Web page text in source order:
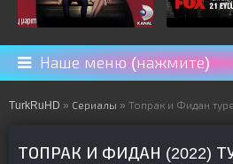
Наше меню (нажмите)
TurkRuHD » Сериалы » Топрак и Фидан турецкий сериал на
ТОПРАК И ФИДАН (2022)